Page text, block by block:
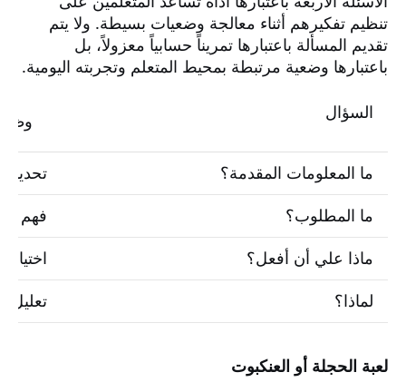
تنظيم تفكيرهم أثناء معالجة وضعيات بسيطة. ولا يتم
تقديم المسألة باعتبارها تمريناً حسابياً معزولاً، بل
باعتبارها وضعية مرتبطة بمحيط المتعلم وتجربته اليومية.
السؤال
ما المعلومات المقدمة؟
تحديد
ما المطلوب؟
فهم
ماذا علي أن أفعل؟
اختيار
لماذا؟
تعليل
لعبة الحجلة أو العنكبوت